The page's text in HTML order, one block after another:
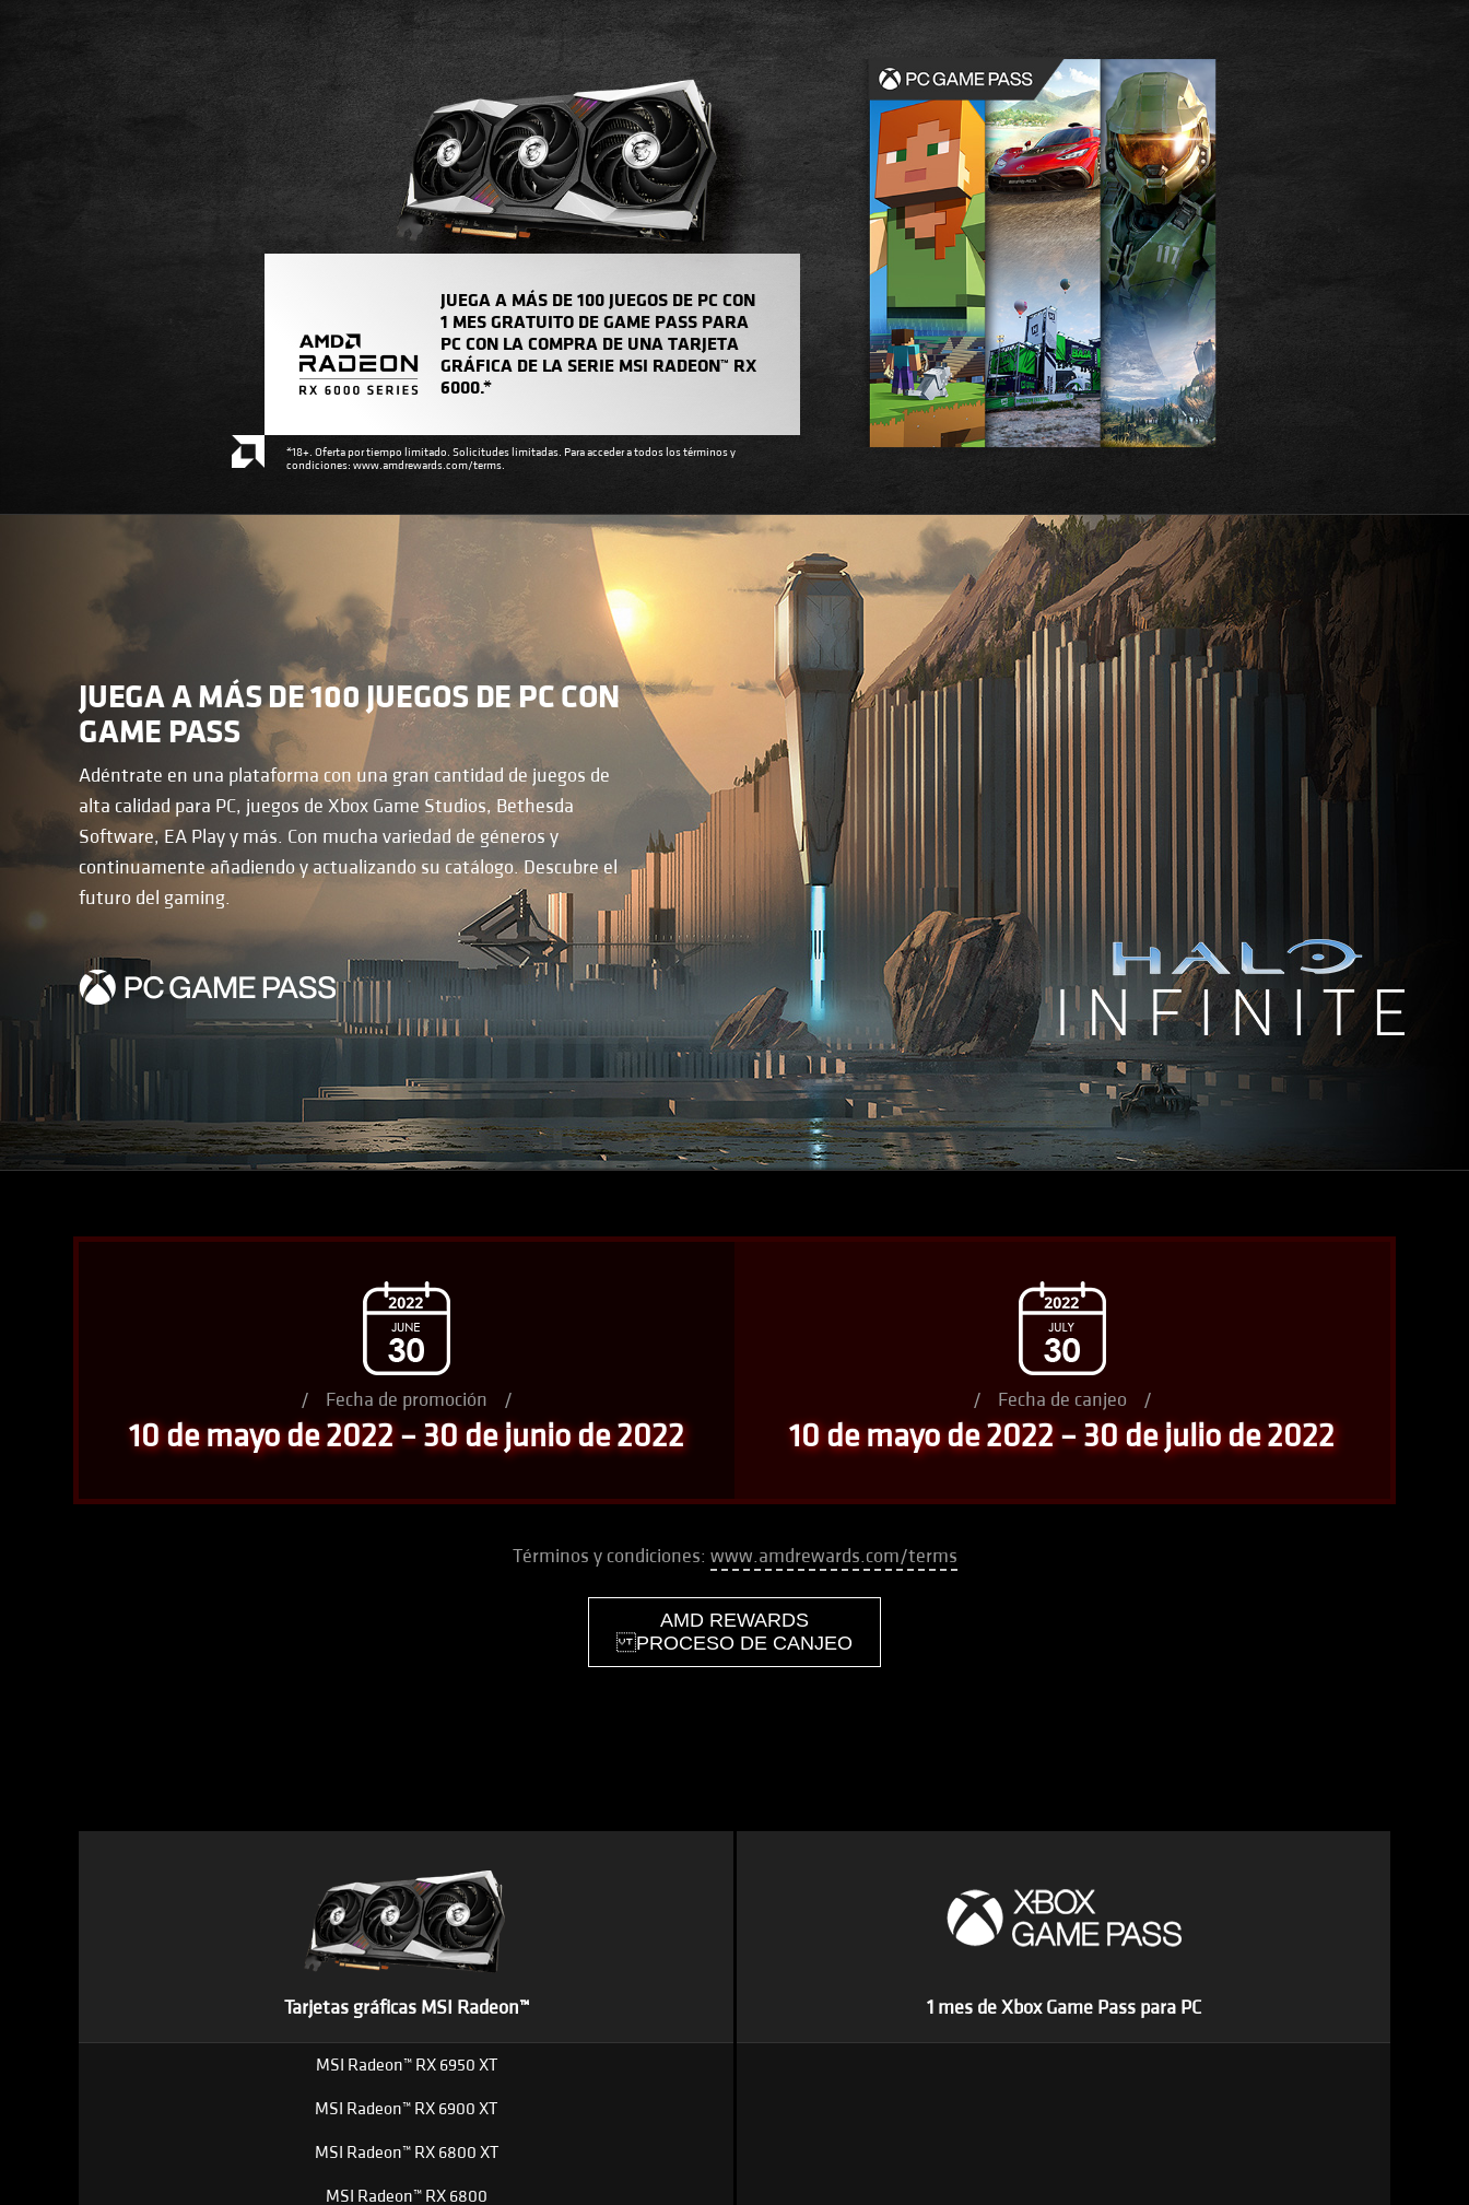
JUEGA A MÁS DE 100 JUEGOS DE PC CON
1 MES GRATUITO DE GAME PASS PARA
PC CON LA COMPRA DE UNA TARJETA
GRÁFICA DE LA SERIE MSI RADEON™ RX
6000.*
*18+. Oferta por tiempo limitado. Solicitudes limitadas. Para acceder a todos los términos y
condiciones: www.amdrewards.com/terms.
JUEGA A MÁS DE 100 JUEGOS DE PC CON
GAME PASS
Adéntrate en una plataforma con una gran cantidad de juegos de
alta calidad para PC, juegos de Xbox Game Studios, Bethesda
Software, EA Play y más. Con mucha variedad de géneros y
continuamente añadiendo y actualizando su catálogo. Descubre el
futuro del gaming.
/ Fecha de promoción /
10 de mayo de 2022 – 30 de junio de 2022
/ Fecha de canjeo /
10 de mayo de 2022 – 30 de julio de 2022
Términos y condiciones: www.amdrewards.com/terms
AMD REWARDS
PROCESO DE CANJEO
Tarjetas gráficas MSI Radeon™ 1 mes de Xbox Game Pass para PC
MSI Radeon™ RX 6950 XT
MSI Radeon™ RX 6900 XT
MSI Radeon™ RX 6800 XT
MSI Radeon™ RX 6800